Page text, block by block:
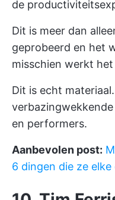
de
Dit is meer dan
geprobeerd en het
misschien werkt
Dit is echt
en performers.
Aanbevolen post:
6 dingen die ze elke